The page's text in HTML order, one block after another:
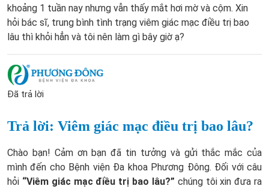
khoảng 1 tuần nay nhưng vẫn thấy mắt hơi mờ và cộm. Xin
hỏi bác sĩ, trung bình tình trạng viêm giác mạc điều trị bao
lâu thì khỏi hẳn và tôi nên làm gì bây giờ ạ?
Đã trả lời
Trả lời: Viêm giác mạc điều trị bao lâu?
Chào bạn! Cảm ơn bạn đã tin tưởng và gửi thắc mắc của
mình đến cho Bệnh viện Đa khoa Phương Đông. Đối với câu
hỏi “Viêm giác mạc điều trị bao lâu?” chúng tôi xin đưa ra